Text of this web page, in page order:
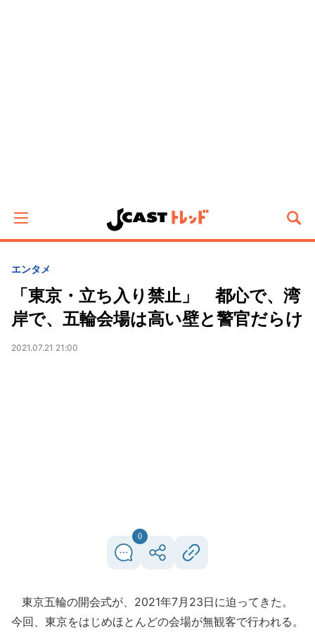
エンタメ
「東京・立ち入り禁止」 都心で、湾
岸で、五輪会場は高い壁と警官だらけ
2021.07.21 21:00
0
東京五輪の開会式が、2021年7月23日に迫ってきた。
今回、東京をはじめほとんどの会場が無観客で行われる。